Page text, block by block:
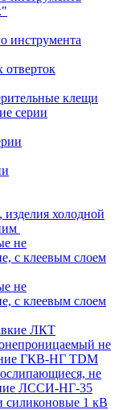
инструмента
отверток
клещи
серии
холодной
не
с клеевым слоем
не
с клеевым слоем
ЛКТ
не
ГКВ-НГ TDM
не
ЛССИ-НГ-35
силиконовые 1 кВ